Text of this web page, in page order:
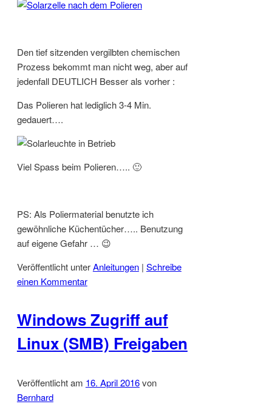
Den tief sitzenden vergilbten chemischen
Prozess bekommt man nicht weg, aber auf
jedenfall DEUTLICH Besser als vorher :
Das Polieren hat lediglich 3-4 Min.
gedauert….
Viel Spass beim Polieren….. 🙂
PS: Als Poliermaterial benutzte ich
gewöhnliche Küchentücher….. Benutzung
auf eigene Gefahr … 😉
Veröffentlicht unterAnleitungen | Schreibe
einen Kommentar
Windows Zugriff auf
Linux (SMB) Freigaben
Veröffentlicht am 16. April 2016von
Bernhard